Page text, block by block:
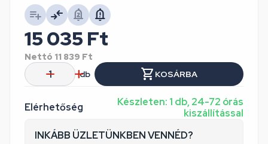
Elérhetőség
Készleten: 1 db, 24-72 órás
kiszállítással
INKÁBB ÜZLETÜNKBEN VENNÉD?
15 035 Ft
Nettó 11 839 Ft
db
KOSÁRBA